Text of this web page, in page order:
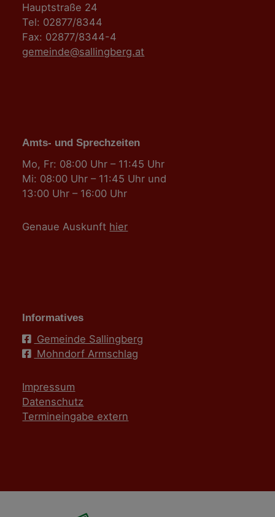
Hauptstraße 24
Tel: 02877/8344
Fax: 02877/8344-4
gemeinde@sallingberg.at
Amts- und Sprechzeiten
Mo, Fr: 08:00 Uhr – 11:45 Uhr
Mi: 08:00 Uhr – 11:45 Uhr und
13:00 Uhr – 16:00 Uhr
Genaue Auskunft hier
Informatives
Gemeinde Sallingberg
Mohndorf Armschlag
Impressum
Datenschutz
Termineingabe extern